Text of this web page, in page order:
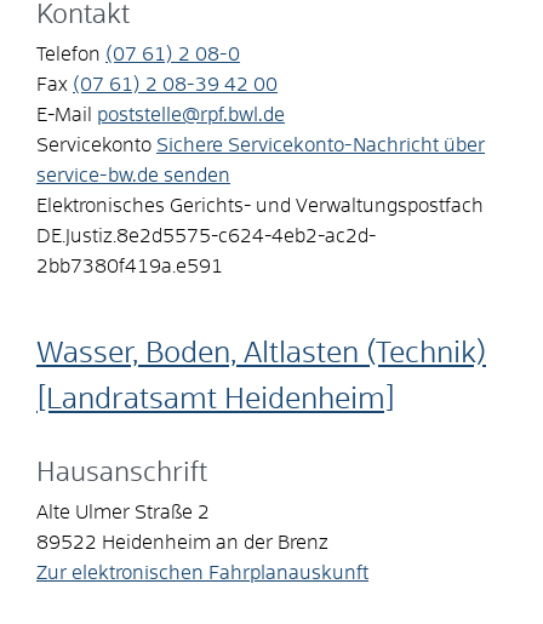
Kontakt
Telefon (07 61) 2 08-0
Fax (07 61) 2 08-39 42 00
E-Mail
poststelle@rpf.bwl.de
Servicekonto Sichere Servicekonto-Nachricht über
service-bw.de senden
Elektronisches Gerichts- und Verwaltungspostfach
DE.Justiz.8e2d5575-c624-4eb2-ac2d-
2bb7380f419a.e591
Wasser, Boden, Altlasten (Technik)
[Landratsamt Heidenheim]
Hausanschrift
Alte Ulmer Straße 2
89522 Heidenheim an der Brenz
Zur elektronischen Fahrplanauskunft